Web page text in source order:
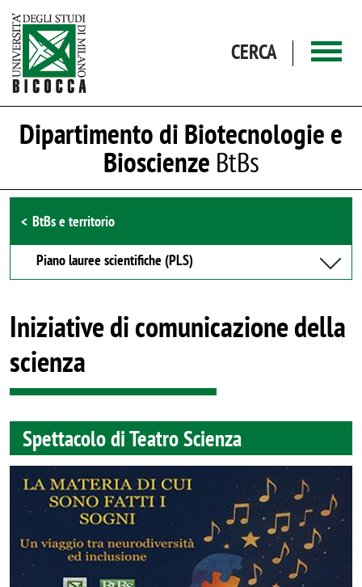
CERCA
Dipartimento di Biotecnologie e
Bioscienze BtBs
Browse the section
BtBs e territorio
Piano lauree scientifiche (PLS)
Iniziative di comunicazione della
scienza
Spettacolo di Teatro Scienza
Image